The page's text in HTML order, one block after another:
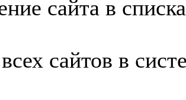
сайта в
сайтов в